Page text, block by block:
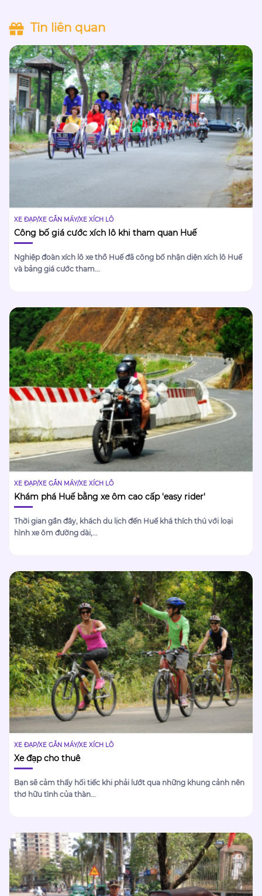
Tin liên quan
XE ĐẠP/XE GẮN MÁY/XE XÍCH LÔ
Công bố giá cước xích lô khi tham quan Huế
Nghiệp đoàn xích lô xe thồ Huế đã công bố nhận diện xích lô Huế
và bảng giá cước tham...
XE ĐẠP/XE GẮN MÁY/XE XÍCH LÔ
Khám phá Huế bằng xe ôm cao cấp 'easy rider'
Thời gian gần đây, khách du lịch đến Huế khá thích thú với loại
hình xe ôm đường dài,...
XE ĐẠP/XE GẮN MÁY/XE XÍCH LÔ
Xe đạp cho thuê
Bạn sẽ cảm thấy hối tiếc khi phải lướt qua những khung cảnh nên
thơ hữu tình của thàn...